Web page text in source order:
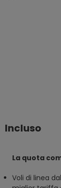
Incluso
La quota
Voli di linea